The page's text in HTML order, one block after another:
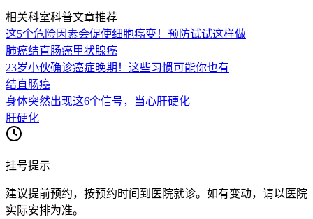
相关科室科普文章推荐
这5个危险因素会促使细胞癌变！预防试试这样做
肺癌结直肠癌甲状腺癌
23岁小伙确诊癌症晚期！这些习惯可能你也有
结直肠癌
身体突然出现这6个信号，当心肝硬化
肝硬化
挂号提示
建议提前预约，按预约时间到医院就诊。如有变动，请以医院
实际安排为准。